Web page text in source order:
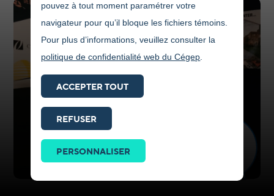
pouvez à tout moment paramétrer votre
navigateur pour qu’il bloque les fichiers témoins.
Pour plus d’informations, veuillez consulter la
politique de confidentialité web du Cégep
ACCEPTER TOUT
REFUSER
PERSONNALISER